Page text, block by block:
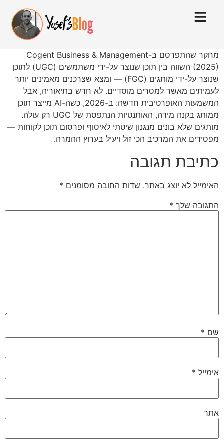
מחקר שהתפרסם ב-Cogent Business & Management
(2025) השווה בין תוכן שנוצר על-ידי משתמשים (UGC) לתוכן
שנוצר על-ידי מותגים (FGC) — ומצא שצרכנים מאמינים יותר
לעמיתים מאשר למסרים מוסדיים. לא חדש בתיאוריה, אבל
המשמעות האופרטיבית חדשה: ב-2026, כשה-AI מייצר תוכן
ממותג בקנה מידה, האותנטיות הנתפסת של UGC רק עולה.
מותגים שלא בונים מנגנון שיטתי לאיסוף ופרסום תוכן לקוחות —
מפסידים את המרכיב הכי זול ויעיל בערוץ ההמרה.
כתיבת תגובה
האימייל לא יוצג באתר. שדות החובה מסומנים *
התגובה שלך *
שם *
אימייל *
אתר